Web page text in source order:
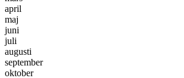
april
maj
juni
juli
augusti
september
oktober